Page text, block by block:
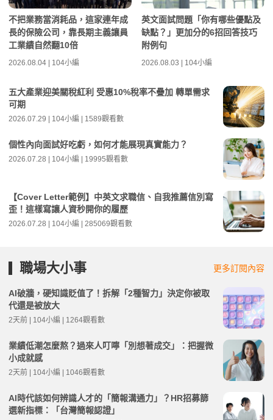
不把業務當消耗品，這家連年成
長的保險公司，靠長期主義讓員
工業績自然翻10倍
2026.08.04 | 104小編
英文面試問題「你有哪些優點及
缺點？」更加分的6招回答技巧
附例句
2026.08.03 | 104小編
五大產業迎美關稅紅利 受惠10%稅率不疊加 轉單需求
可期
2026.07.29 | 104小編 | 1589觀看數
個性內向面試好吃虧，如何才能展現真實能力？
2026.07.28 | 104小編 | 19995觀看數
【Cover Letter範例】中英文求職信、自我推薦信別寫
歪！這樣寫讓人資秒開你的履歷
2026.07.28 | 104小編 | 285069觀看數
職場大小事 更多訂閱內容
AI破牆，硬知識貶值了！拆解「2種智力」決定你被取
代還是被放大
2天前 | 104小編 | 1264觀看數
業績低潮怎麼熬？過來人叮嚀「別想著成交」：把握微
小成就感
2天前 | 104小編 | 1046觀看數
AI時代該如何辨識人才的「簡報溝通力」？HR招募篩
選新指標：「台灣簡報認證」